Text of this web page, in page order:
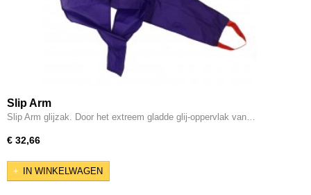
Slip Arm
Slip Arm glijzak. Door het extreem gladde glij-oppervlak van…
€ 32,66
IN WINKELWAGEN